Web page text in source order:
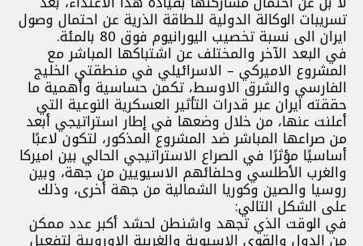
تسريبات الوكالة الدولية للطاقة الذرية عن احتمال وصول
ايران الى نسبة تخصيب اليورانيوم فوق 80 بالمئة.
في البعد الآخر والمختلف عن اشتباكها المباشر مع
المشروع الاميركي – الاسرائيلي في منطقتي الخليج
الفارسي والشرق الاوسط، تكمن حساسية وأهمية ما
حققته ايران عبر قدرات التأثير العسكرية النوعية التي
أعلنت عنها، من خلال وضعها في إطار استراتيجي أبعد
من صراعها المباشر ضد المشروع المذكور، لتكون لاعبًا
أساسيًا مؤثرًا في الصراع الاستراتيجي الحالي بين اميركا
والغرب الأطلسي وحلفائهم الاسيويين من جهة، وبين
روسيا والصين وكوريا الشمالية من جهة أخرى، وذلك
على الشكل التالي:
في الوقت الذي تجهد واشنطن لحشد أكبر عدد ممكن
من الدول والقوى الاسيوية والغربية الاوروبية لتفعيل